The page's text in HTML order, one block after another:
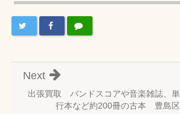
出張買取 バンドスコアや音楽雑誌、単
行本など約200冊の古本 豊島区
Next